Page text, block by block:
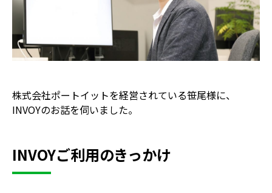
株式会社ポートイットを経営されている笹尾様に、
INVOYのお話を伺いました。
INVOYご利用のきっかけ